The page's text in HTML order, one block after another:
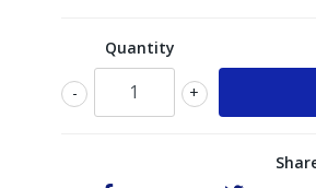
Quantity
+
-